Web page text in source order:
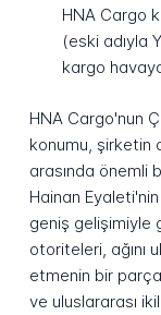
HNA Cargo
(eski adıyla
kargo
HNA Cargo'nun
konumu, şirketin
arasında önemli
Hainan
geniş gelişimiyle
otoriteleri, ağını
etmenin bir
ve uluslararası